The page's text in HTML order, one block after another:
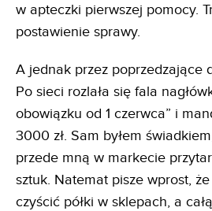
w apteczki pierwszej pomocy.
postawienie sprawy.
A jednak przez poprzedzające
Po sieci rozlała się fala
obowiązku od 1 czerwca” i
3000 zł. Sam byłem
przede mną w markecie
sztuk. Natemat pisze wprost,
czyścić półki w sklepach, a